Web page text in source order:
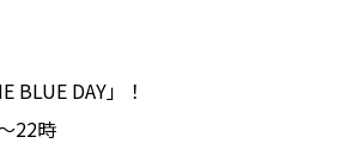
BLUE DAY」！
22時